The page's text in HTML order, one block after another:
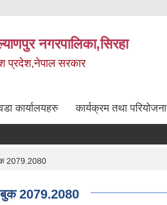
नगरपालिका,सिरहा
प्रदेश,नेपाल सरकार
कार्यालयहरु कार्यक्रम तथा परियोजना
2079.2080
बुक 2079.2080